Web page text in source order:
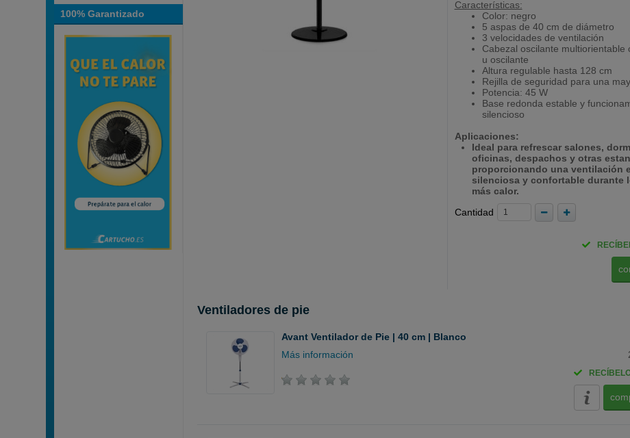
100% Garantizado
Características:
Color: negro
5 aspas de 40 cm de diámetro
3 velocidades de ventilación
Cabezal oscilante multiorientable
u oscilante
Altura regulable hasta 128 cm
Rejilla de seguridad para una
Potencia: 45 W
Base redonda estable y
silencioso
Aplicaciones:
Ideal para refrescar salones,
oficinas, despachos y otras
proporcionando una ventilación
silenciosa y confortable durante
más calor.
Cantidad
Ventiladores de pie
Avant Ventilador de Pie | 40 cm | Blanco
Más información